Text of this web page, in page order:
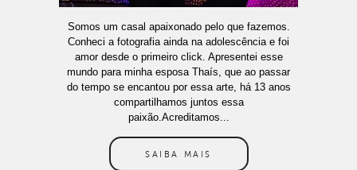
Somos um casal apaixonado pelo que fazemos.
Conheci a fotografia ainda na adolescência e foi
amor desde o primeiro click. Apresentei esse
mundo para minha esposa Thaís, que ao passar
do tempo se encantou por essa arte, há 13 anos
compartilhamos juntos essa
paixão.Acreditamos...
SAIBA MAIS